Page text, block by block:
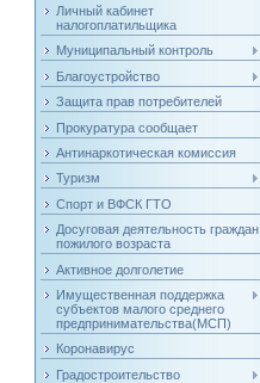
Личный кабинет
налогоплатильщика
Муниципальный контроль
Благоустройство
Защита прав потребителей
Прокуратура сообщает
Антинаркотическая комиссия
Туризм
Спорт и ВФСК ГТО
Досуговая деятельность граждан
пожилого возраста
Активное долголетие
Имущественная поддержка
субъектов малого среднего
предпринимательства(МСП)
Коронавирус
Градостроительство